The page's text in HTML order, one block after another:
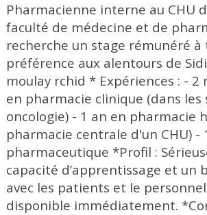
Pharmacienne interne au CHU
faculté de médecine et de
recherche un stage rémunéré
préférence aux alentours de
moulay rchid * Expériences : -
en pharmacie clinique (dans les
oncologie) - 1 an en pharmacie
pharmacie centrale d'un CHU)
pharmaceutique *Profil :
capacité d’apprentissage et un
avec les patients et le
disponible immédiatement.